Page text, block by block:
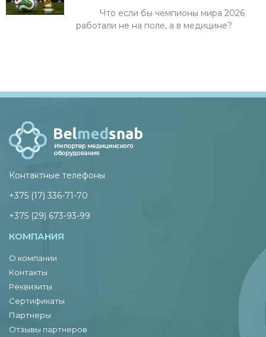
Что если бы чемпионы мира 2026
работали не на поле, а в медицине?
Контактные телефоны
+375 (17) 336-71-70
+375 (29) 673-93-99
КОМПАНИЯ
О компании
Контакты
Реквизиты
Сертификаты
Партнеры
Отзывы партнеров